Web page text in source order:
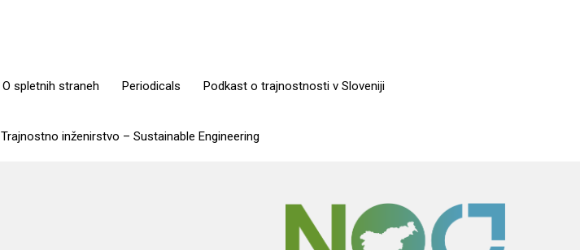
O spletnih straneh Periodicals Podkast o trajnostnosti v Sloveniji
Trajnostno inženirstvo – Sustainable Engineering